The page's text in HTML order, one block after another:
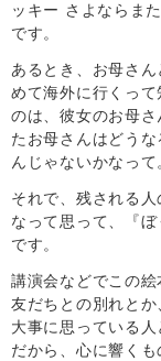
ッキー さよならま
です。
あるとき、お母さ
めて海外に行くっ
のは、彼女のお母
たお母さんはどう
んじゃないかなって
それで、残される
なって思って、『
です。
講演会などでこの絵
友だちとの別れと
大事に思っている
だから、心に響くも